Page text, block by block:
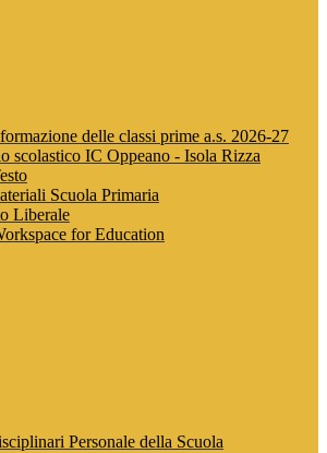
delle classi prime a.s. 2026-27
scolastico IC Oppeano - Isola Rizza
Scuola Primaria
Liberale
for Education
Personale della Scuola